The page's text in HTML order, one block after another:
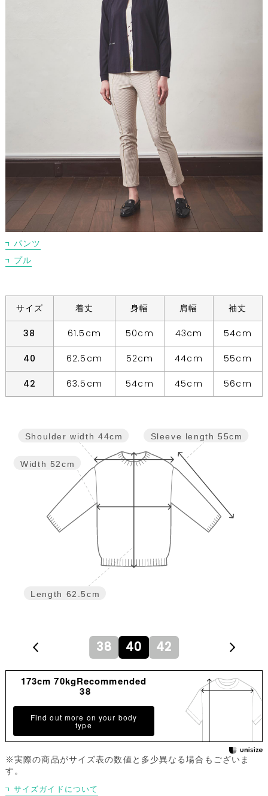
パンツ
プル
サイズ 着丈 身幅 肩幅 袖丈
38 61.5cm 50cm 43cm 54cm
40 62.5cm 52cm 44cm 55cm
42 63.5cm 54cm 45cm 56cm
Sleeve length 55cm
Length 62.5cm
Width 52cm
Shoulder width 44cm
38 40 42
173cm 70kgRecommended
38
Find out more on your body
type
※実際の商品がサイズ表の数値と多少異なる場合もございま
す。
サイズガイドについて